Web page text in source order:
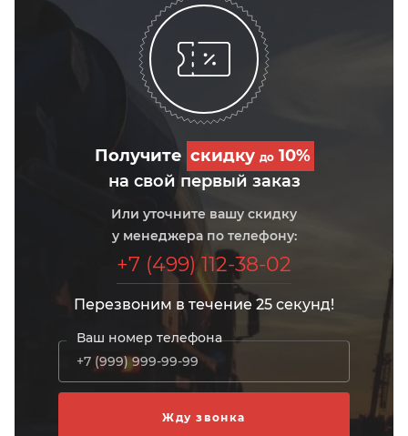
Получите скидку до10%
на свой первый заказ
Или уточните вашу скидку
у менеджера по телефону:
+7 (499) 112-38-02
Перезвоним в течение 25 секунд!
Ваш номер телефона